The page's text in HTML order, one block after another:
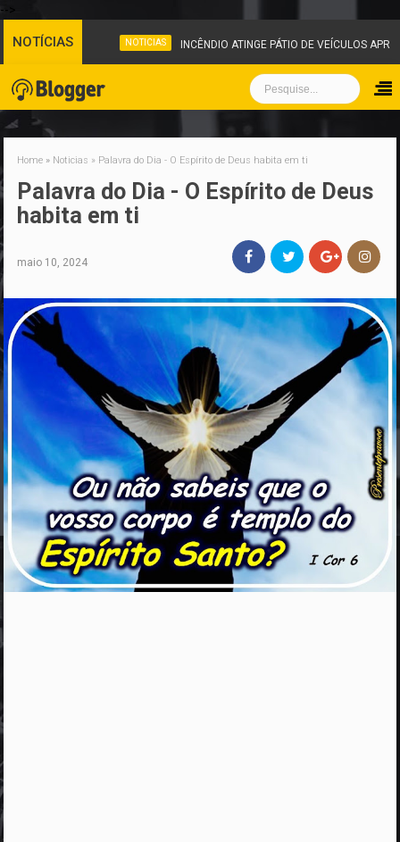
-->
NOTÍCIAS NOTICIAS INCÊNDIO ATINGE PÁTIO DE VEÍCULOS
Home » Noticias » Palavra do Dia - O Espírito de Deus habita em ti
Palavra do Dia - O Espírito de Deus
habita em ti
maio 10, 2024